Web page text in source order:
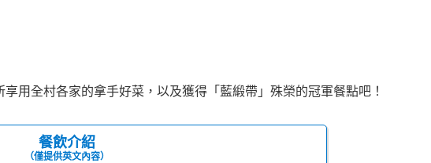
用全村各家的拿手好菜，以及獲得「藍緞帶」殊榮的冠軍餐點吧！
餐飲介紹
（僅提供英文內容）